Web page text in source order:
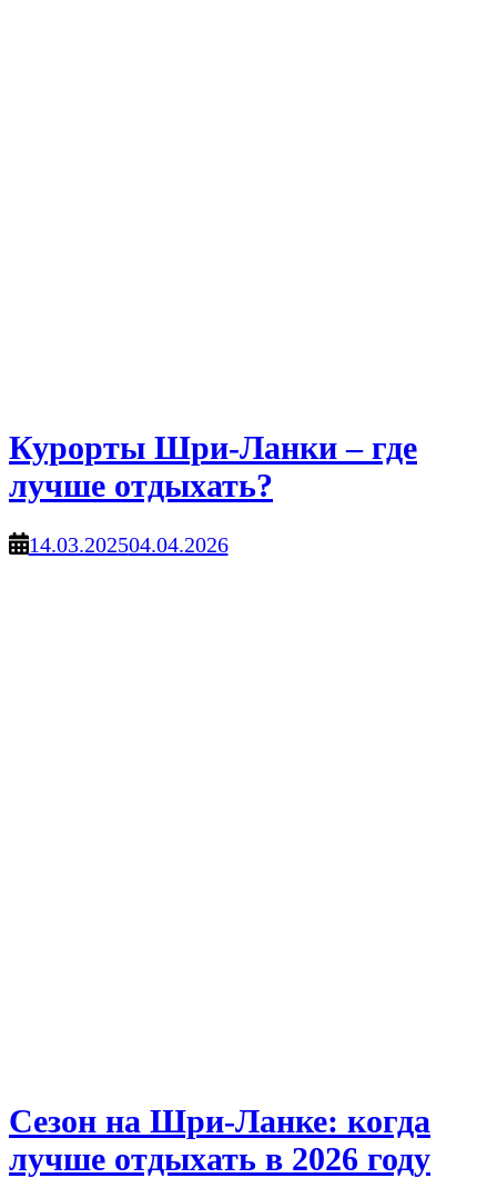
Курорты Шри-Ланки – где
лучше отдыхать?
14.03.202504.04.2026
Сезон на Шри-Ланке: когда
лучше отдыхать в 2026 году